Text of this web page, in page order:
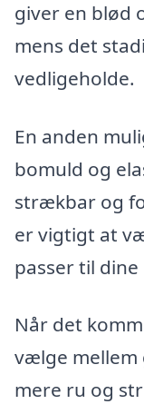
giver en blød
mens det
vedligeholde.
En anden
bomuld og
strækbar og
er vigtigt at
passer til
Når det
vælge mellem
mere ru og